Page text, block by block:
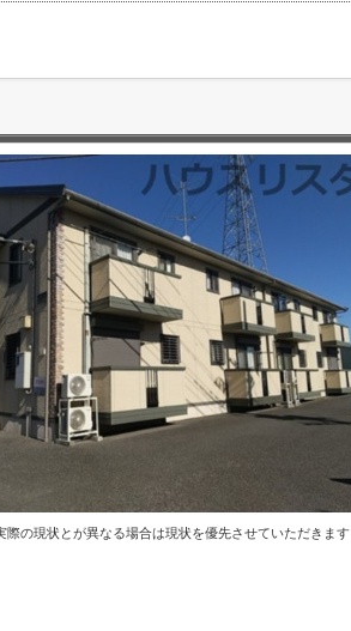
の現状とが異なる場合は現状を優先させていただきます